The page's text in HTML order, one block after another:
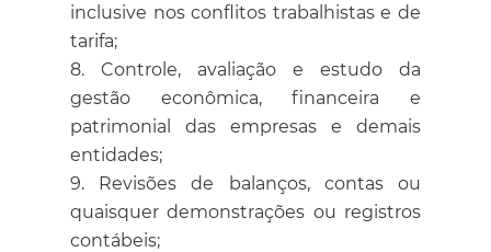
inclusive nos conflitos trabalhistas e de
tarifa;
Controle, avaliação e estudo da
gestão econômica, financeira e
patrimonial das empresas e demais
entidades;
Revisões de balanços, contas ou
quaisquer demonstrações ou registros
contábeis;